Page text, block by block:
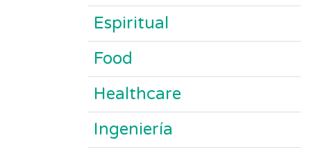
Espiritual
Food
Healthcare
Ingeniería